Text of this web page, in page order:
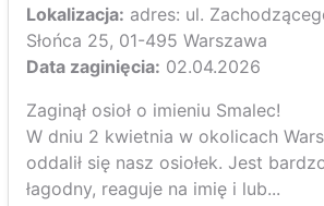
Lokalizacja: adres: ul.
Słońca 25, 01-495 Warszawa
Data zaginięcia: 02.04.2026
Zaginął osioł o imieniu Smalec!
W dniu 2 kwietnia w okolicach
oddalił się nasz osiołek. Jest
łagodny, reaguje na imię i lub...